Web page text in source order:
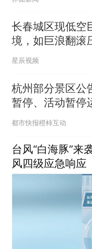
长春城区现低空
境，如巨浪翻滚
足
星辰视频
杭州部分景区公
暂停、活动暂停
期！受台风“白海
响，长三角铁路
列车临时停运；
预警生效中
都市快报橙柿互动
台风“白海豚”来
风四级应急响应